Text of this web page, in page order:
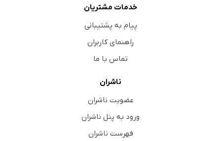
خدمات مشتریان
پیام به پشتیبانی
راهنمای کاربران
تماس با ما
ناشران
عضویت ناشران
ورود به پنل ناشران
فهرست ناشران